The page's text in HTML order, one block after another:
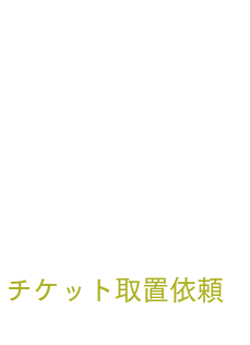
ケット取置依頼